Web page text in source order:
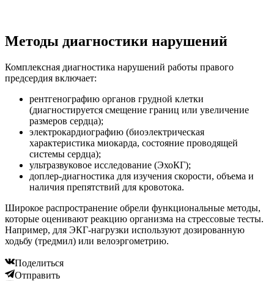
Методы диагностики нарушений
Комплексная диагностика нарушений работы правого
предсердия включает:
рентгенографию органов грудной клетки
(диагностируется смещение границ или увеличение
размеров сердца);
электрокардиографию (биоэлектрическая
характеристика миокарда, состояние проводящей
системы сердца);
ультразвуковое исследование (ЭхоКГ);
доплер-диагностика для изучения скорости, объема и
наличия препятствий для кровотока.
Широкое распространение обрели функциональные методы,
которые оценивают реакцию организма на стрессовые тесты.
Например, для ЭКГ-нагрузки используют дозированную
ходьбу (тредмил) или велоэргометрию.
Поделиться
Отправить